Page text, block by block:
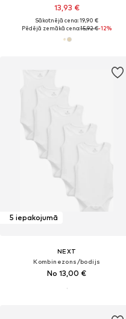
13,93 €
Sākotnējā cena: 19,90 €
Pēdējā zemākā cena:15,92 €-12%
5 iepakojumā
NEXT
Kombinezons/bodijs
No 13,00 €